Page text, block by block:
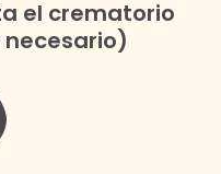
el crematorio
necesario)